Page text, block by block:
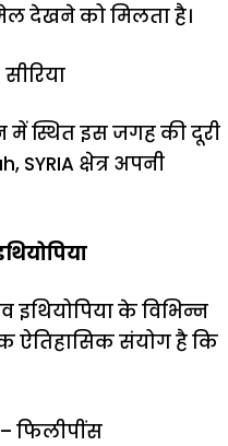
देखने को मिलता है।
में स्थित इस जगह की दूरी
क्षेत्र अपनी
इथियोपिया के विभिन्न
ऐतिहासिक संयोग है कि
फिलीपींस